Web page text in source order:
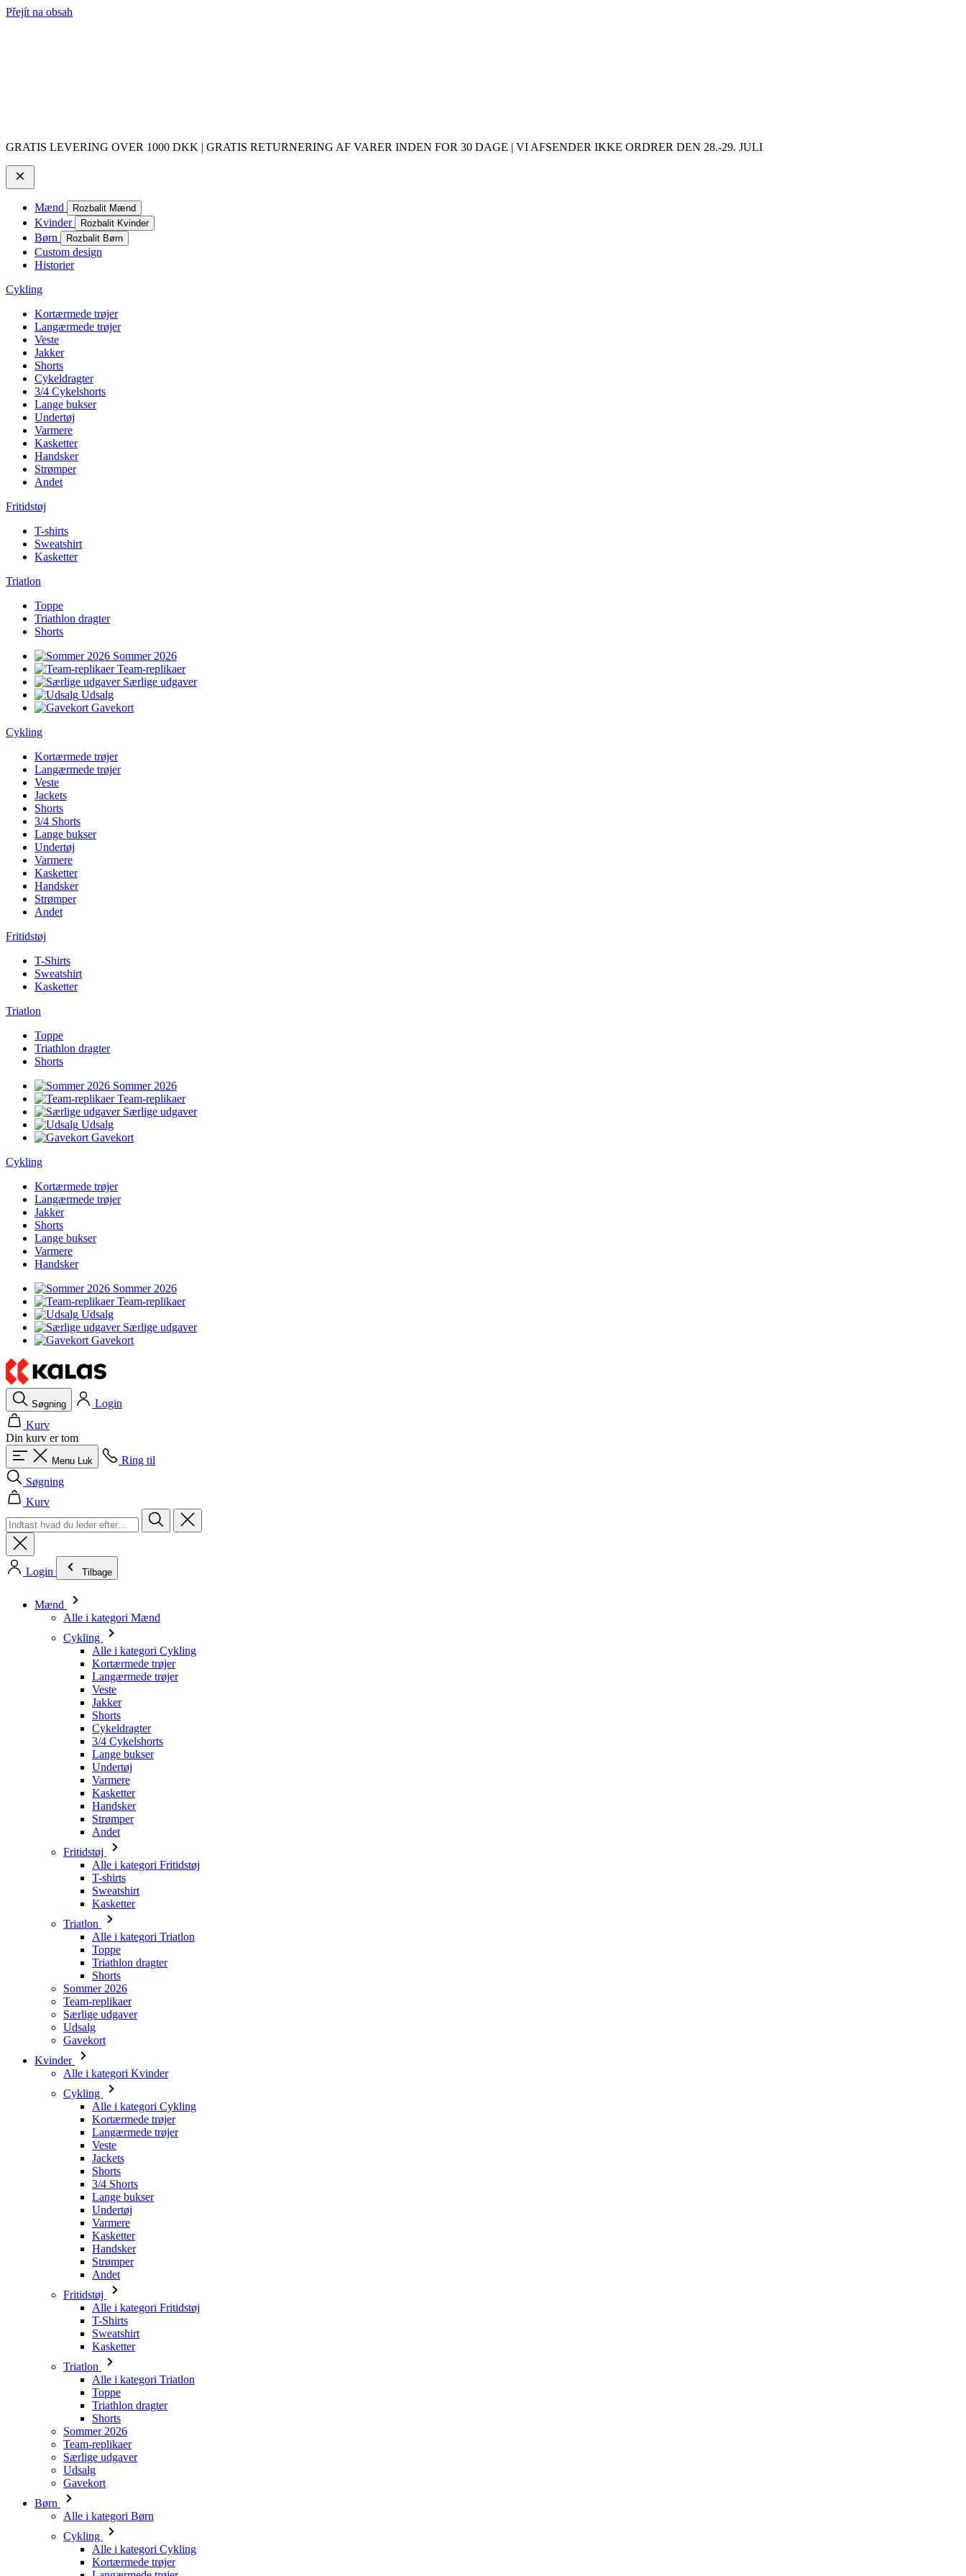
Přejít na obsah
GRATIS LEVERING OVER 1000 DKK | GRATIS RETURNERING AF VARER INDEN FOR 30 DAGE | VI AFSENDER IKKE ORDRER DEN 28.-29. JULI
Mænd Rozbalit Mænd
Kvinder Rozbalit Kvinder
Børn Rozbalit Børn
Custom design
Historier
Cykling
Kortærmede trøjer
Langærmede trøjer
Veste
Jakker
Shorts
Cykeldragter
3/4 Cykelshorts
Lange bukser
Undertøj
Varmere
Kasketter
Handsker
Strømper
Andet
Fritidstøj
T-shirts
Sweatshirt
Kasketter
Triatlon
Toppe
Triathlon dragter
Shorts
Sommer 2026
Team-replikaer
Særlige udgaver
Udsalg
Gavekort
Cykling
Kortærmede trøjer
Langærmede trøjer
Veste
Jackets
Shorts
3/4 Shorts
Lange bukser
Undertøj
Varmere
Kasketter
Handsker
Strømper
Andet
Fritidstøj
T-Shirts
Sweatshirt
Kasketter
Triatlon
Toppe
Triathlon dragter
Shorts
Sommer 2026
Team-replikaer
Særlige udgaver
Udsalg
Gavekort
Cykling
Kortærmede trøjer
Langærmede trøjer
Jakker
Shorts
Lange bukser
Varmere
Handsker
Sommer 2026
Team-replikaer
Udsalg
Særlige udgaver
Gavekort
Søgning
Login
Kurv
Din kurv er tom
Menu Luk
Ring til
Søgning
Kurv
Login Tilbage
Mænd
Alle i kategori Mænd
Cykling
Alle i kategori Cykling
Kortærmede trøjer
Langærmede trøjer
Veste
Jakker
Shorts
Cykeldragter
3/4 Cykelshorts
Lange bukser
Undertøj
Varmere
Kasketter
Handsker
Strømper
Andet
Fritidstøj
Alle i kategori Fritidstøj
T-shirts
Sweatshirt
Kasketter
Triatlon
Alle i kategori Triatlon
Toppe
Triathlon dragter
Shorts
Sommer 2026
Team-replikaer
Særlige udgaver
Udsalg
Gavekort
Kvinder
Alle i kategori Kvinder
Cykling
Alle i kategori Cykling
Kortærmede trøjer
Langærmede trøjer
Veste
Jackets
Shorts
3/4 Shorts
Lange bukser
Undertøj
Varmere
Kasketter
Handsker
Strømper
Andet
Fritidstøj
Alle i kategori Fritidstøj
T-Shirts
Sweatshirt
Kasketter
Triatlon
Alle i kategori Triatlon
Toppe
Triathlon dragter
Shorts
Sommer 2026
Team-replikaer
Særlige udgaver
Udsalg
Gavekort
Børn
Alle i kategori Børn
Cykling
Alle i kategori Cykling
Kortærmede trøjer